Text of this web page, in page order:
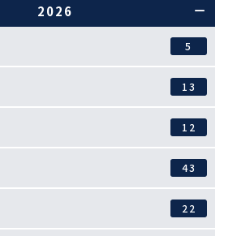
2026
5
13
12
43
22